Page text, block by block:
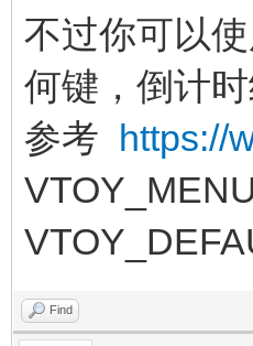
不过你可以
何键，倒计
参考 https://
Find